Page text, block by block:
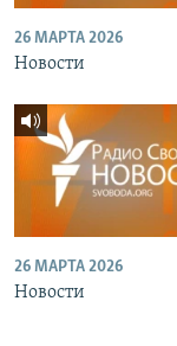
26 МАРТА 2026
Новости
26 МАРТА 2026
Новости